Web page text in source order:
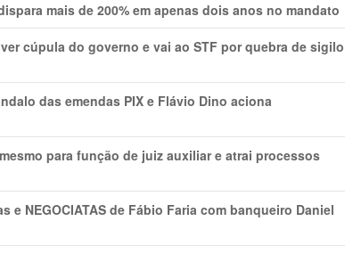
mais de 200% em apenas dois anos no mandato
cúpula do governo e vai ao STF por quebra de sigilo
das emendas PIX e Flávio Dino aciona
para função de juiz auxiliar e atrai processos
e NEGOCIATAS de Fábio Faria com banqueiro Daniel